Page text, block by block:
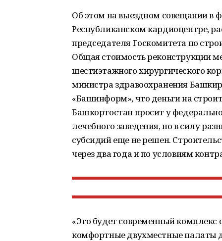
Об этом на выездном совещании в
Республиканском кардиоцентре,
председателя Госкомитета по
Общая стоимость реконструкции
шестиэтажного хирургического
министра здравоохранения
«Башинформ», что деньги на
Башкортостан просит у
лечебного заведения, но в силу
субсидий еще не решен.
через два года и по условиям
«Это будет современный
комфортные двухместные палаты